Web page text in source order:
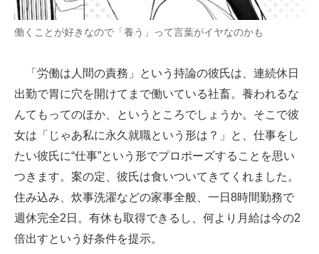
働くことが好きなので「養う」って言葉がイヤなのかも
「労働は人間の責務」という持論の彼氏は、連続休日
出勤で胃に穴を開けてまで働いている社畜。養われるな
んてもってのほか、というところでしょうか。そこで彼
女は「じゃあ私に永久就職という形は？」と、仕事をし
たい彼氏に“仕事”という形でプロポーズすることを思い
つきます。案の定、彼氏は食いついてきてくれました。
住み込み、炊事洗濯などの家事全般、一日8時間勤務で
週休完全2日。有休も取得できるし、何より月給は今の2
倍出すという好条件を提示。